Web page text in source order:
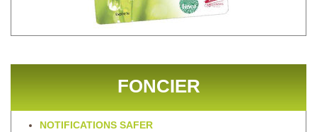
FONCIER
NOTIFICATIONS SAFER